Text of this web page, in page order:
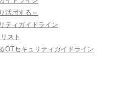
活用する～
ティガイドライン
スト
OTセキュリティガイドライン